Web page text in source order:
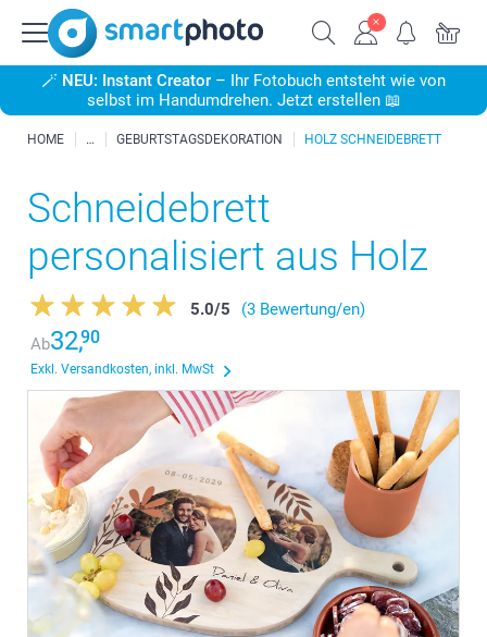
🪄 NEU: Instant Creator – Ihr Fotobuch entsteht wie von
selbst im Handumdrehen. Jetzt erstellen 📖
HOME GEBURTSTAGSDEKORATION HOLZ SCHNEIDEBRETT
Schneidebrett
personalisiert aus Holz
5.0/5
(3 Bewertung/en)
Ab32,90
Exkl. Versandkosten, inkl. MwSt